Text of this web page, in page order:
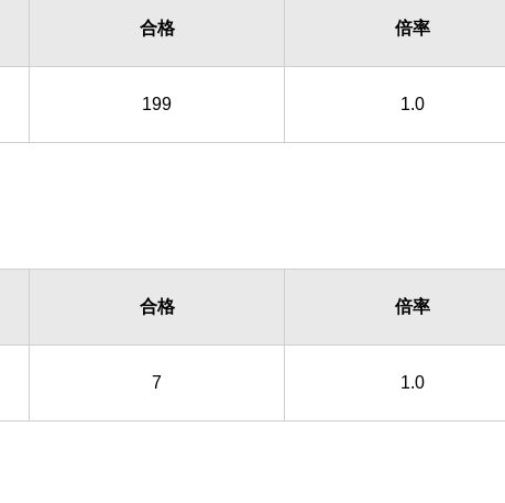
合格 倍率
199 1.0
合格 倍率
7 1.0